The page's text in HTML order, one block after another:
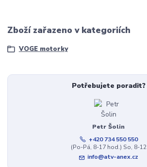
Zboží zařazeno v kategoriích
VOGE motorky
Potřebujete poradit?
Petr Šolin
+420 734 550 550
(Po-Pá, 8-17 hod.) So, 8-12
info@atv-anex.cz